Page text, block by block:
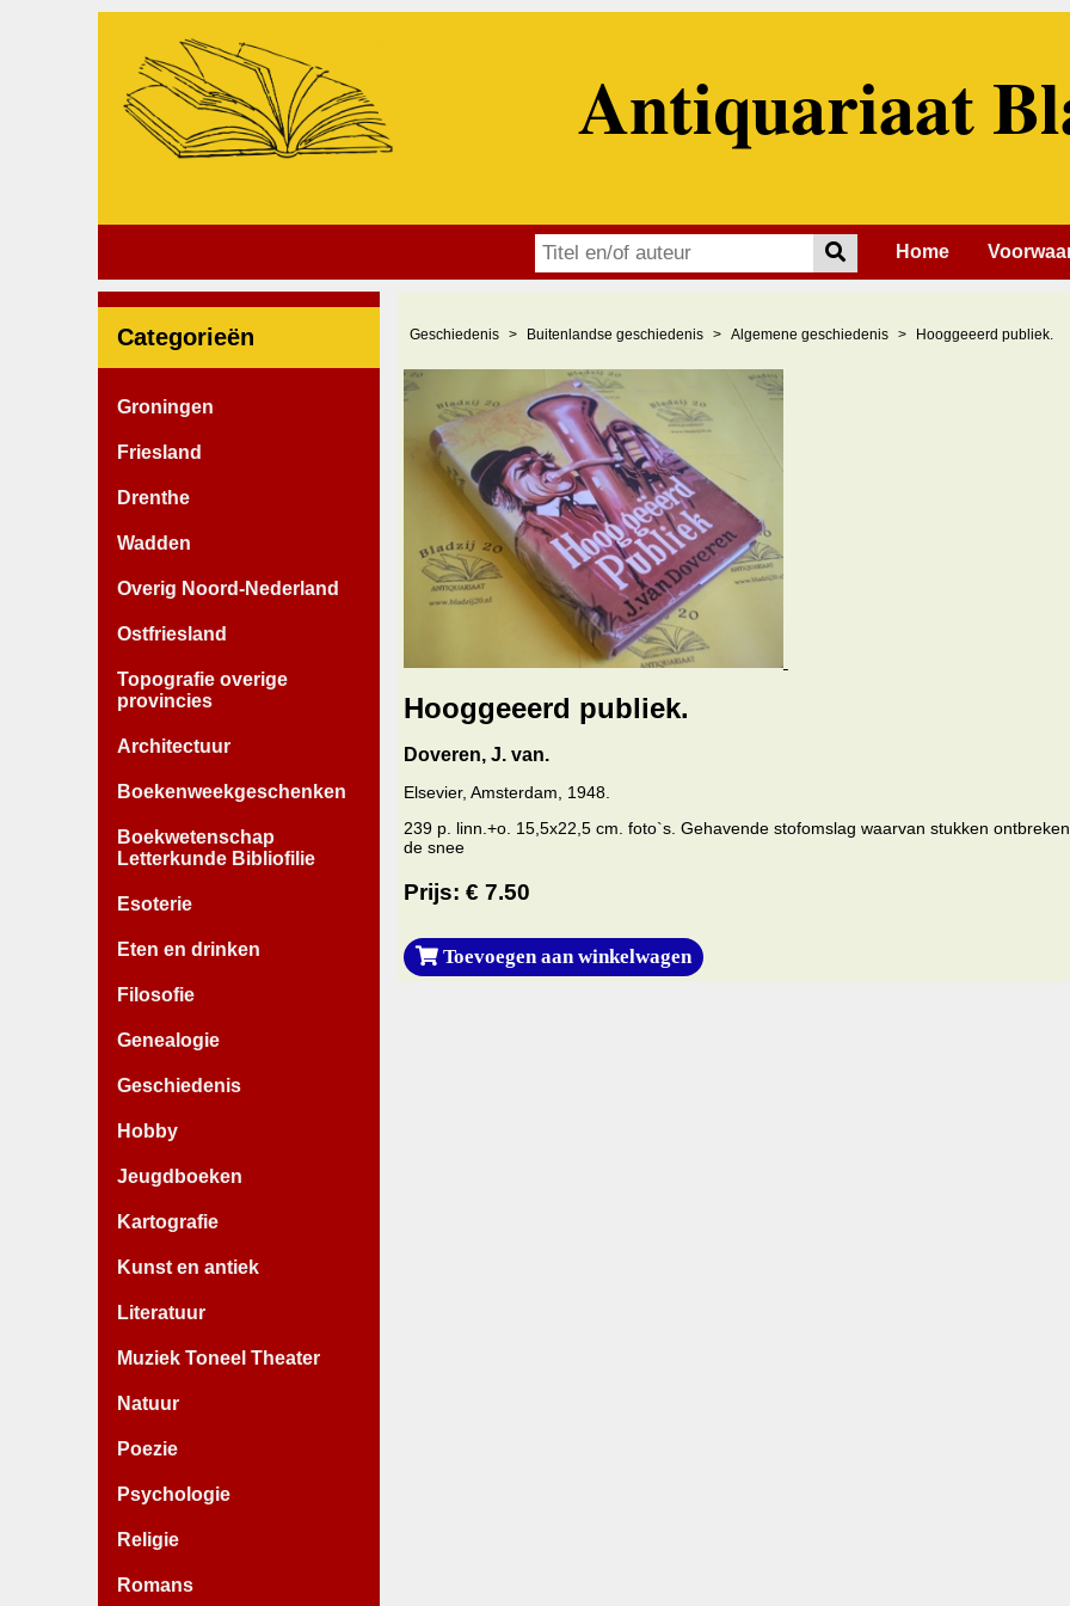
Antiquariaat
Home
Categorieën
Groningen
Friesland
Drenthe
Wadden
Overig Noord-Nederland
Ostfriesland
Topografie overige
provincies
Architectuur
Boekenweekgeschenken
Boekwetenschap
Letterkunde Bibliofilie
Esoterie
Eten en drinken
Filosofie
Genealogie
Geschiedenis
Hobby
Jeugdboeken
Kartografie
Kunst en antiek
Literatuur
Muziek Toneel Theater
Natuur
Poezie
Psychologie
Religie
Romans
Geschiedenis Buitenlandse geschiedenis Algemene geschiedenis Hooggeeerd publiek.
Hooggeeerd publiek.
Doveren, J. van.
Elsevier, Amsterdam, 1948.
239 p. linn.+o. 15,5x22,5 cm. foto`s. Gehavende stofomslag waarvan stukken
de snee
Prijs: € 7.50
Toevoegen aan winkelwagen